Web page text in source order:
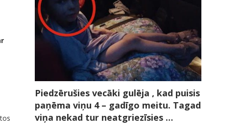
Piedzērušies vecāki gulēja , kad puisis
paņēma viņu 4 – gadīgo meitu. Tagad
viņa nekad tur neatgriezīsies …